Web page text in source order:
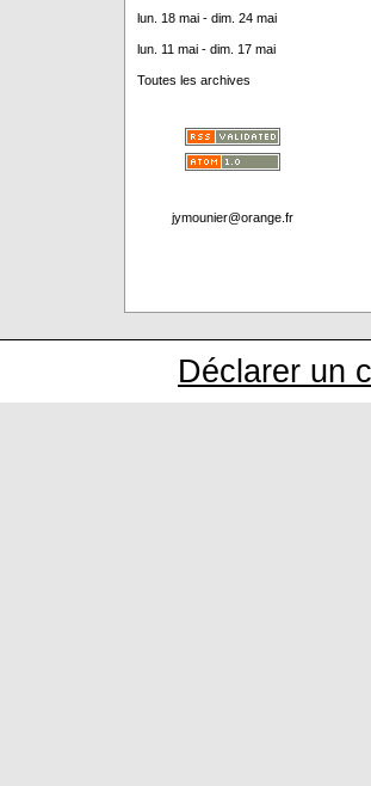
lun. 18 mai - dim. 24 mai
lun. 11 mai - dim. 17 mai
Toutes les archives
jymounier@orange.fr
Déclarer un